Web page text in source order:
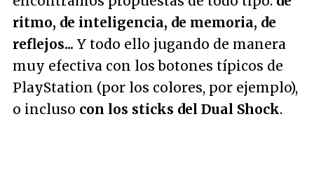
ritmo, de inteligencia, de memoria, de
reflejos... Y todo ello jugando de manera
muy efectiva con los botones típicos de
PlayStation (por los colores, por ejemplo),
o incluso con los sticks del Dual Shock.